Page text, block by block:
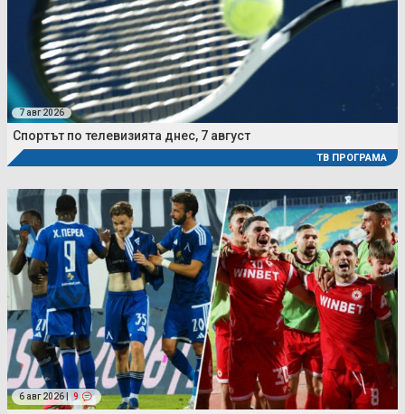
7 авг 2026
Спортът по телевизията днес, 7 август
ТВ ПРОГРАМА
6 авг 2026 | 9